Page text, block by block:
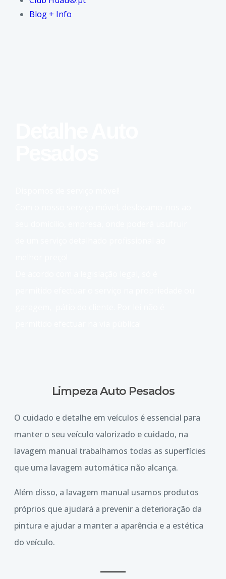
Blog + Info
Limpeza Auto Pesados
O cuidado e detalhe em veículos é essencial para
manter o seu veículo valorizado e cuidado, na
lavagem manual trabalhamos todas as superfícies
que uma lavagem automática não alcança.
Além disso, a lavagem manual usamos produtos
próprios que ajudará a prevenir a deterioração da
pintura e ajudar a manter a aparência e a estética
do veículo.